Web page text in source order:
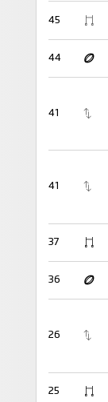
45
44
41
41
37
36
26
25